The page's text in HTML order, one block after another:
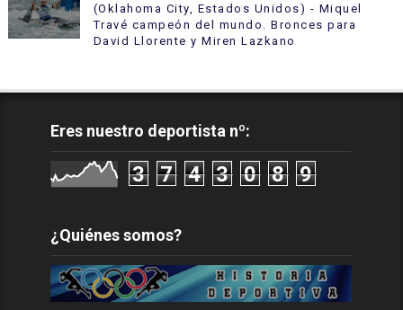
(Oklahoma City, Estados Unidos) - Miquel
Travé campeón del mundo. Bronces para
David Llorente y Miren Lazkano
Eres nuestro deportista nº:
3 7 4 3 0 8 9
¿Quiénes somos?